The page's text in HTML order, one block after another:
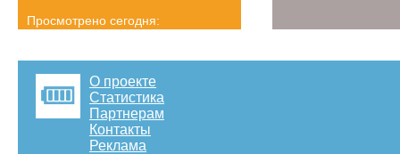
Просмотрено сегодня:
О проекте
Статистика
Партнерам
Контакты
Реклама